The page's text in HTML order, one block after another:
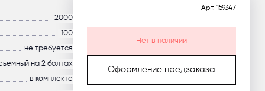
2000
100
не требуется
на 2 болтах
в комплекте
Арт. 159347
Нет в наличии
Оформление предзаказа